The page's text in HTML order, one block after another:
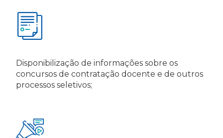
Disponibilização de informações sobre os
concursos de contratação docente e de outros
processos seletivos;